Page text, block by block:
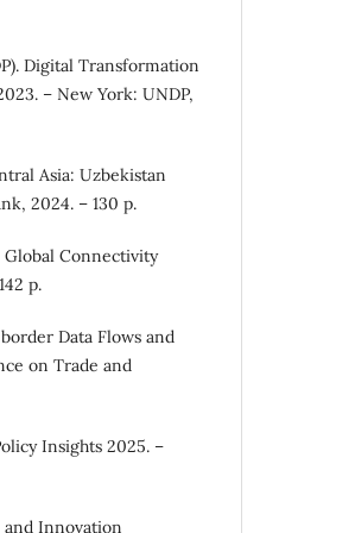
Digital Transformation
– New York: UNDP,
Asia: Uzbekistan
2024. – 130 p.
Connectivity
p.
Data Flows and
on Trade and
Insights 2025. –
and Innovation